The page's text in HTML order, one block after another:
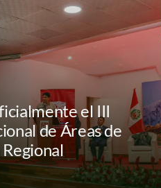
el III
de Áreas de